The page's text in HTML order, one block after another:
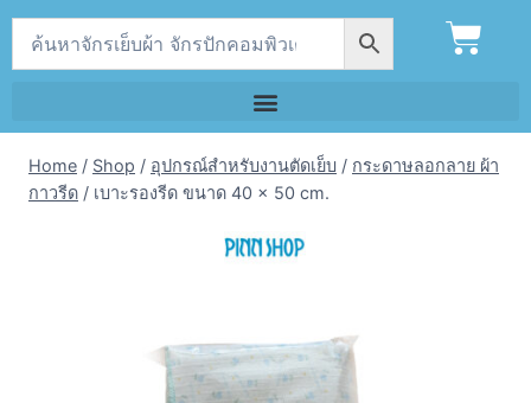
Home / Shop / อุปกรณ์สำหรับงานตัดเย็บ / กระดาษลอกลาย ผ้า
กาวรีด / เบาะรองรีด ขนาด 40 × 50 cm.